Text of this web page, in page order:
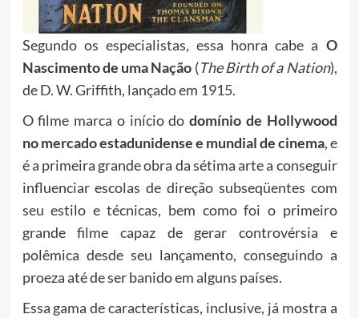
Segundo os especialistas, essa honra cabe a O
Nascimento de uma Nação (The Birth of a Nation),
de D. W. Griffith, lançado em 1915.
O filme marca o início do domínio de Hollywood
no mercado estadunidense e mundial de cinema, e
é a primeira grande obra da sétima arte a conseguir
influenciar escolas de direção subseqüentes com
seu estilo e técnicas, bem como foi o primeiro
grande filme capaz de gerar controvérsia e
polêmica desde seu lançamento, conseguindo a
proeza até de ser banido em alguns países.
Essa gama de características, inclusive, já mostra a